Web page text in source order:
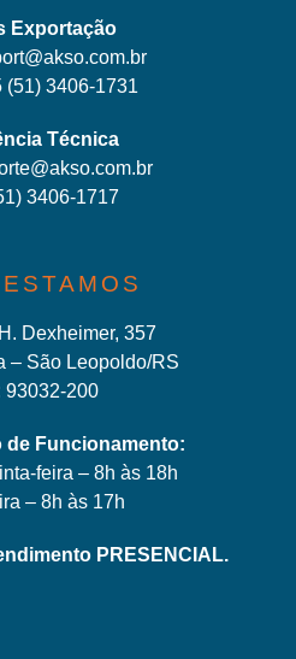
Exportação
(51) 3406-1731
Técnica
3406-1717
Dexheimer, 357
– São Leopoldo/RS
93032-200
de Funcionamento:
feira – 8h às 18h
– 8h às 17h
PRESENCIAL.